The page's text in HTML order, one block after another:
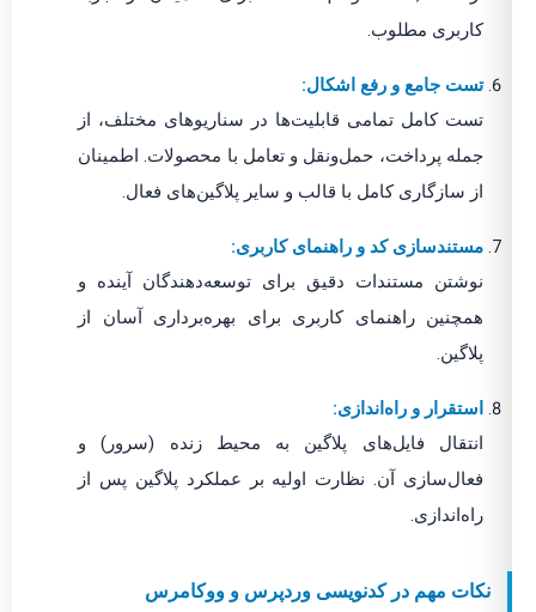
کاربری مطلوب.
تست جامع و رفع اشکال:
تست کامل تمامی قابلیت‌ها در سناریوهای مختلف، از
جمله پرداخت، حمل‌ونقل و تعامل با محصولات. اطمینان
از سازگاری کامل با قالب و سایر پلاگین‌های فعال.
مستندسازی کد و راهنمای کاربری:
نوشتن مستندات دقیق برای توسعه‌دهندگان آینده و
همچنین راهنمای کاربری برای بهره‌برداری آسان از
پلاگین.
استقرار و راه‌اندازی:
انتقال فایل‌های پلاگین به محیط زنده (سرور) و
فعال‌سازی آن. نظارت اولیه بر عملکرد پلاگین پس از
راه‌اندازی.
نکات مهم در کدنویسی وردپرس و ووکامرس